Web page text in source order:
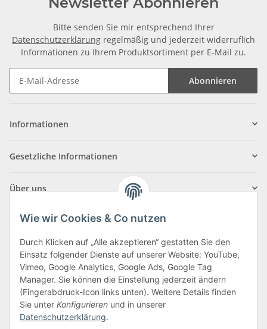
Bitte senden Sie mir entsprechend Ihrer
Datenschutzerklärung regelmäßig und jederzeit widerruflich
Informationen zu Ihrem Produktsortiment per E-Mail zu.
Abonnieren
Informationen
Gesetzliche Informationen
Über uns
Klagenfurter Straße 29
9556 Liebenfels
Montag bis Donnerstag: 8:00 bis 16:30 Uhr
Freitag: 8:00 bis 12:00 Uhr
Wie wir Cookies & Co nutzen
Durch Klicken auf „Alle akzeptieren“ gestatten Sie den
Einsatz folgender Dienste auf unserer Website: YouTube,
Vimeo, Google Analytics, Google Ads, Google Tag
Manager. Sie können die Einstellung jederzeit ändern
(Fingerabdruck-Icon links unten). Weitere Details finden
Sie unter Konfigurieren und in unserer
Datenschutzerklärung.